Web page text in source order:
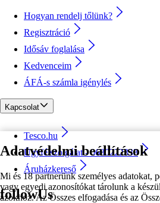
Adatvédelmi beállítások
Mi és 18 partnerünk személyes adatokat,
vagy egyedi azonosítókat tárolunk a
azokhoz. Az Összes elfogadása és az
Hogyan rendelj tőlünk?
Regisztráció
Idősáv foglalása
Kedvenceim
ÁFÁ-s számla igénylés
Kapcsolat
Tesco.hu
Ügyfélszolgálat - 0680222333
Áruházkereső
followUs